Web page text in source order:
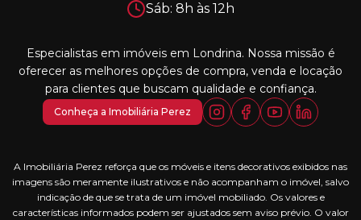
Sáb: 8h às 12h
Especialistas em imóveis em Londrina. Nossa missão é
oferecer as melhores opções de compra, venda e locação
para clientes que buscam qualidade e confiança.
Conheça a Imobiliária Perez
A Imobiliária Perez reforça que os móveis e itens decorativos exibidos nas
imagens são meramente ilustrativos e não acompanham o imóvel, salvo
indicação de que se trata de um imóvel mobiliado. Os valores e
características informados podem ser ajustados sem aviso prévio. O valor